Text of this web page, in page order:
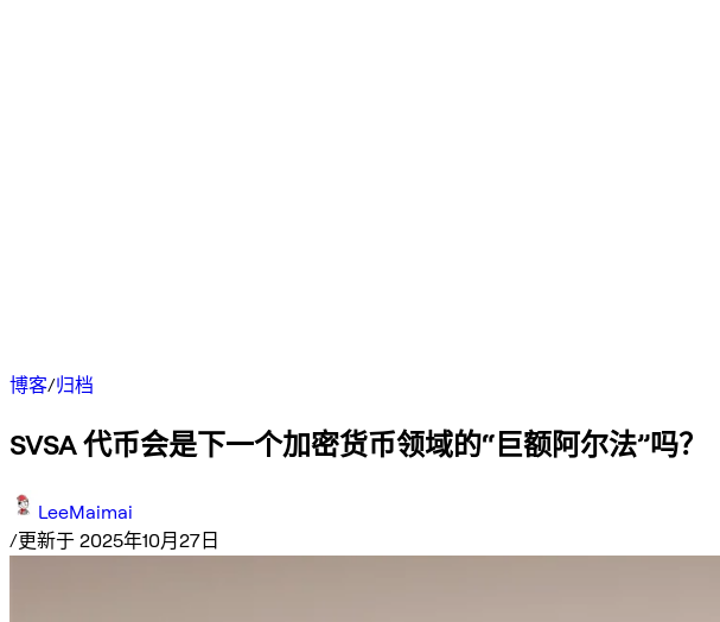
博客/归档
SVSA 代币会是下一个加密货币领域的“巨额阿尔法”吗？
LeeMaimai
/更新于 2025年10月27日